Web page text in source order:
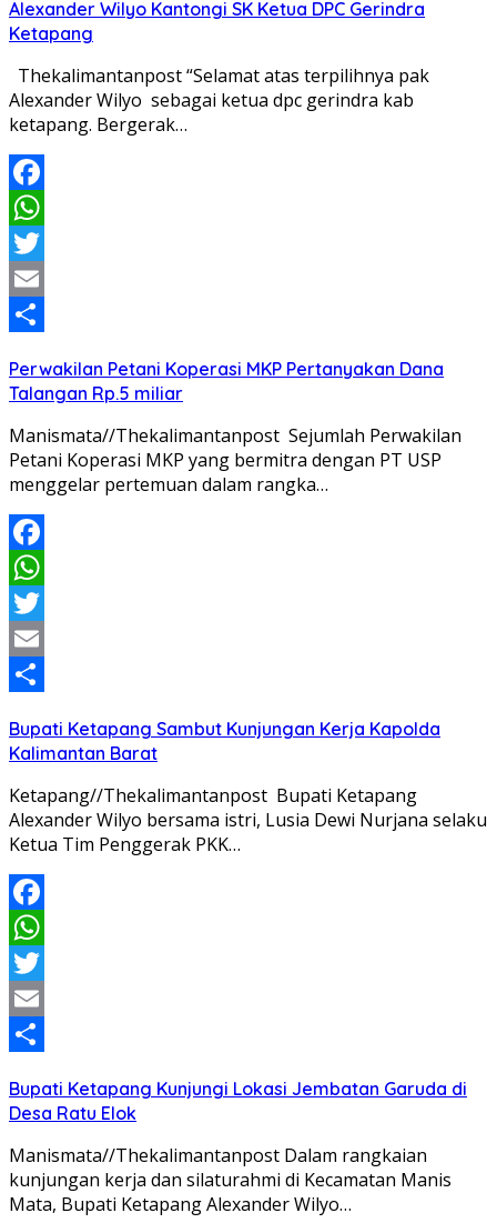
Alexander Wilyo Kantongi SK Ketua DPC Gerindra
Ketapang
Thekalimantanpost “Selamat atas terpilihnya pak
Alexander Wilyo sebagai ketua dpc gerindra kab
ketapang. Bergerak…
Facebook
WhatsApp
Twitter
Email
Perwakilan Petani Koperasi MKP Pertanyakan Dana
Talangan Rp.5 miliar
Manismata//Thekalimantanpost Sejumlah Perwakilan
Petani Koperasi MKP yang bermitra dengan PT USP
menggelar pertemuan dalam rangka…
Facebook
WhatsApp
Twitter
Email
Bupati Ketapang Sambut Kunjungan Kerja Kapolda
Kalimantan Barat
Ketapang//Thekalimantanpost Bupati Ketapang
Alexander Wilyo bersama istri, Lusia Dewi Nurjana selaku
Ketua Tim Penggerak PKK…
Facebook
WhatsApp
Twitter
Email
Bupati Ketapang Kunjungi Lokasi Jembatan Garuda di
Desa Ratu Elok
Manismata//Thekalimantanpost Dalam rangkaian
kunjungan kerja dan silaturahmi di Kecamatan Manis
Mata, Bupati Ketapang Alexander Wilyo…